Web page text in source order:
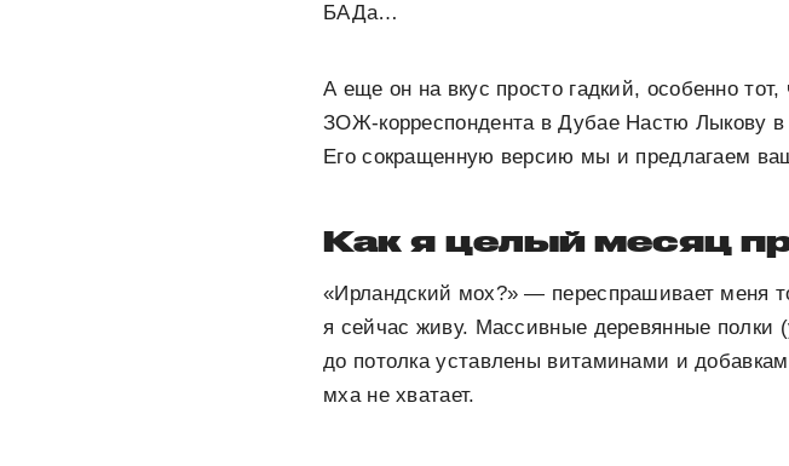
БАДа…
А еще он на вкус просто гадкий, особенно
ЗОЖ-корреспондента в Дубае Настю Лыкову
Его сокращенную версию мы и предлагаем
Как я целый месяц
«Ирландский мох?» — переспрашивает меня
я сейчас живу. Массивные деревянные полки
до потолка уставлены витаминами и
мха не хватает.